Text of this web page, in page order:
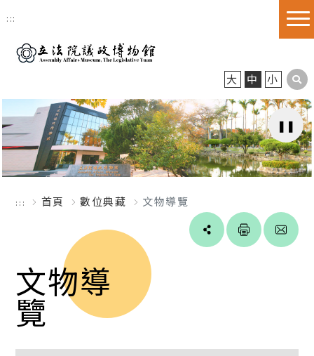
跳到主要內容區塊
:::
大 中 小
::: 首頁 數位典藏 文物導覽
Line
文物導
覽